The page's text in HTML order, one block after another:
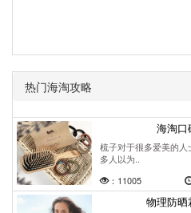
热门海淘攻略
海淘口
梳子对于很多爱美的
多人以为..
：11005
物理防